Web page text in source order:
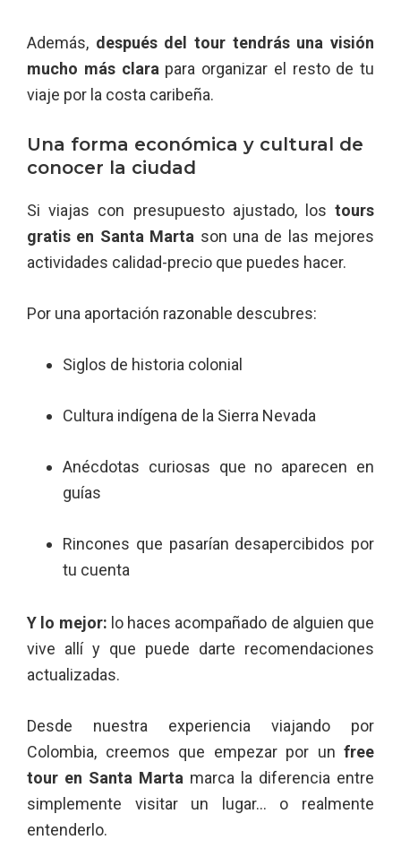
Además, después del tour tendrás una visión
mucho más clara para organizar el resto de tu
viaje por la costa caribeña.
Una forma económica y cultural de
conocer la ciudad
Si viajas con presupuesto ajustado, los tours
gratis en Santa Marta son una de las mejores
actividades calidad-precio que puedes hacer.
Por una aportación razonable descubres:
Siglos de historia colonial
Cultura indígena de la Sierra Nevada
Anécdotas curiosas que no aparecen en
guías
Rincones que pasarían desapercibidos por
tu cuenta
Y lo mejor: lo haces acompañado de alguien que
vive allí y que puede darte recomendaciones
actualizadas.
Desde nuestra experiencia viajando por
Colombia, creemos que empezar por un free
tour en Santa Marta marca la diferencia entre
simplemente visitar un lugar… o realmente
entenderlo.